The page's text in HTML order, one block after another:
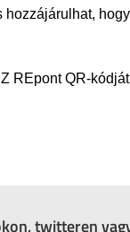
REpont QR-kódját
twitteren